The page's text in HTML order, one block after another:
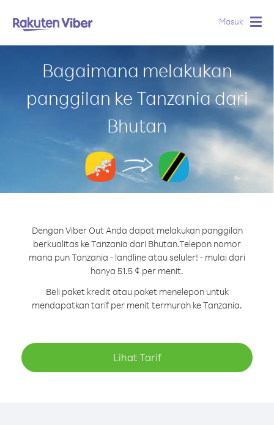
Masuk
Bagaimana melakukan
panggilan ke Tanzania dari
Bhutan
Dengan Viber Out Anda dapat melakukan panggilan
berkualitas ke Tanzania dari Bhutan.Telepon nomor
mana pun Tanzania - landline atau seluler! - mulai dari
hanya 51.5 ¢ per menit.
Beli paket kredit atau paket menelepon untuk
mendapatkan tarif per menit termurah ke Tanzania.
Lihat Tarif